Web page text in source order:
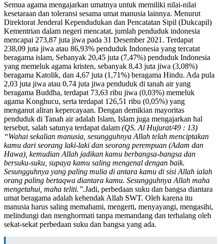
Semua agama mengajarkan umatnya untuk memiliki nilai-nilai
kesetaraan dan toleransi sesama umat manusia lainnya. Menurut
Direktorat Jenderal Kependudukan dan Pencatatan Sipil (Dukcapil)
Kementrian dalam negeri mencatat, jumlah penduduk indonesia
mencapai 273,87 juta jiwa pada 31 Desember 2021. Terdapat
238,09 juta jiwa atau 86,93% penduduk Indonesia yang tercatat
beragama islam, Sebanyak 20,45 juta (7,47%) penduduk Indonesia
yang memeluk agama kristen, sebanyak 8,43 juta jiwa (3,08%)
beragama Katolik, dan 4,67 juta (1,71%) beragama Hindu. Ada pula
2,03 juta jiwa atau 0,74 juta jiwa penduduk di tanah air yang
beragama Buddha, terdapat 73,63 ribu jiwa (0,03%) memeluk
agama Konghucu, serta terdapat 126,51 ribu (0,05%) yang
menganut aliran kepercayaan. Dengan demikian mayoritas
penduduk di Tanah air adalah Islam, Islam juga mengajarkan hal
tersebut, salah satunya terdapat dalam (QS. Al Hujurat/49 : 13)
“Wahai sekalian manusia, sesungguhnya Allah telah menciptakan
kamu dari seorang laki-laki dan seorang perempuan (Adam dan
Hawa), kemudian Allah jadikan kamu berbangsa-bangsa dan
bersuku-suku, supaya kamu saling mengenal dengan baik.
Sesungguhnya yang paling mulia di antara kamu di sisi Allah ialah
orang paling bertaqwa diantara kamu. Sesungguhnya Allah maha
mengetahui, maha teliti.”.Jadi, perbedaan suku dan bangsa diantara
umat beragama adalah kehendak Allah SWT. Oleh karena itu
manusia harus saling memahami, mengerti, menyayangi, mengasihi,
melindungi dan menghormati tanpa memandang dan terhalang oleh
sekat-sekat perbedaan suku dan bangsa yang ada.